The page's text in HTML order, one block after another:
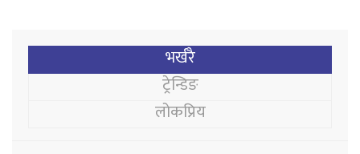
भर्खरै
ट्रेन्डिङ
लोकप्रिय